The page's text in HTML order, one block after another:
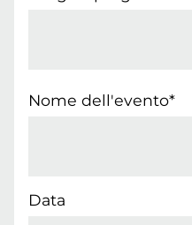
Nome dell'evento*
Data